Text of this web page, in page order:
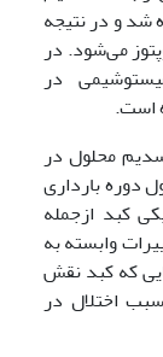
شد و در نتیجه
می‌شود. در
در
است.
محلول در
در طول دوره بارداری
کبد ازجمله
وابسته به
که کبد نقش
اختلال در